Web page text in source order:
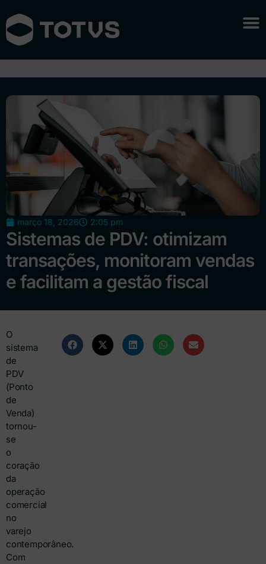
março 18, 2026 2:05 pm
Sistemas de PDV: otimizam
transações, monitoram vendas
e facilitam a gestão fiscal
O
sistema
de
PDV
(Ponto
de
Venda)
tornou-
se
o
coração
da
operação
comercial
no
varejo
contemporâneo.
Com